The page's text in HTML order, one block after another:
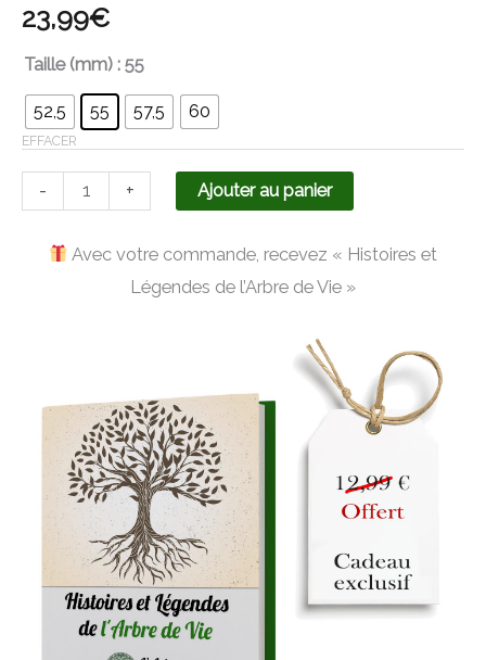
23,99€
Taille (mm) : 55
52,5 55 57,5 60
EFFACER
- + Ajouter au panier
Avec votre commande, recevez « Histoires et
Légendes de l’Arbre de Vie »